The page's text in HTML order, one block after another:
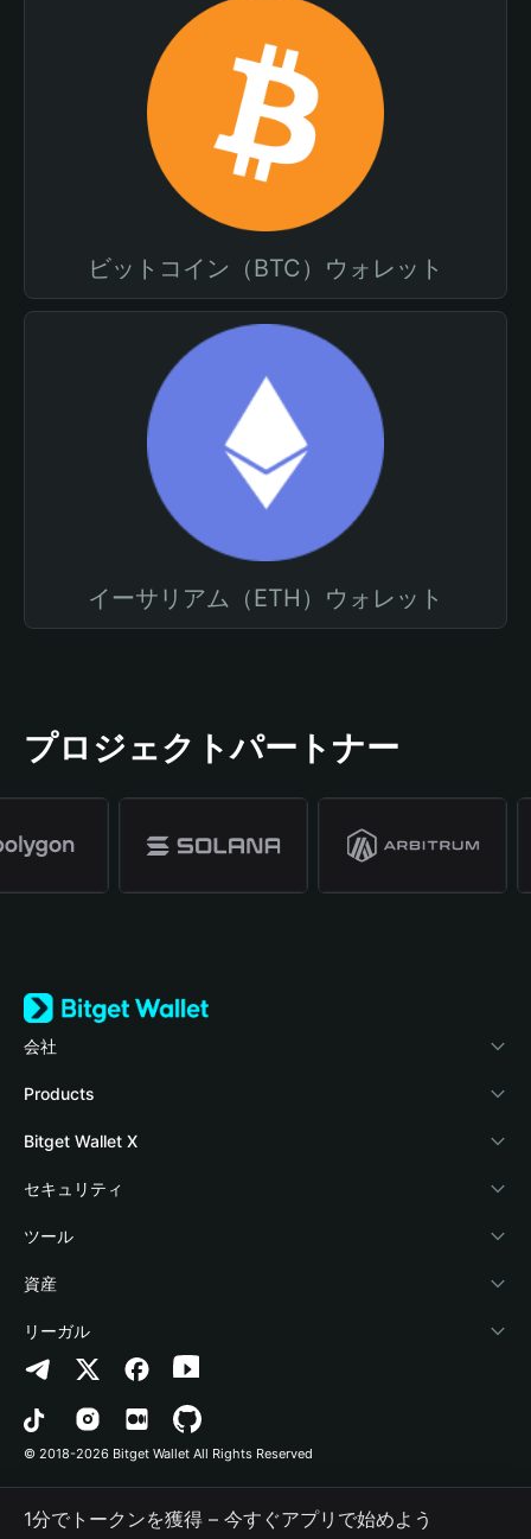
ビットコイン（BTC）ウォレット
イーサリアム（ETH）ウォレット
プロジェクトパートナー
会社
Bitget Walletについて
ブログ
アカデミー
暗号資産ニュース
Help Center
お問い合わせ
ブランドリソース
キャリア
Products
Crypto Card
Stablecoin Earn
Payfi Crypto
Crypto Swap API
Altcoin Season Index
Prediction Markets
DApp
RWA
Bitget Wallet X
デベロッパー
ウォレットを接続
Bitget Wallet Pay
プロジェクトを掲載
セキュリティ
保護基金
セキュリティ技術
ツール
暗号資産を購入
認証検出
コントラクト検出
一括送金
資産
Arbitrum
Avalanche
Bitcoin
Polygon
リーガル
プライバシーポリシー
利用規約
© 2018-2026 Bitget Wallet All Rights Reserved
1分でトークンを獲得 – 今すぐアプリで始めよう